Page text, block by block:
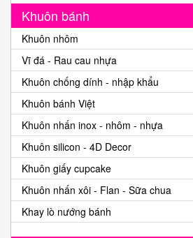
Khuôn bánh
Khuôn nhôm
Vĩ đá - Rau cau nhựa
Khuôn chống dính - nhập khẩu
Khuôn bánh Việt
Khuôn nhấn inox - nhôm - nhựa
Khuôn silicon - 4D Decor
Khuôn giấy cupcake
Khuôn nhấn xôi - Flan - Sữa chua
Khay lò nướng bánh